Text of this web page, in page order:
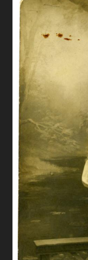
ОНЛАЙН-